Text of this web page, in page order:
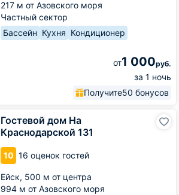
217 м от Азовского моря
Частный сектор
Бассейн Кухня Кондиционер
от1 000руб.
за 1 ночь
Получите50 бонусов
Гостевой дом На
Краснодарской 131
10 16 оценок гостей
Ейск, 500 м от центра
994 м от Азовского моря